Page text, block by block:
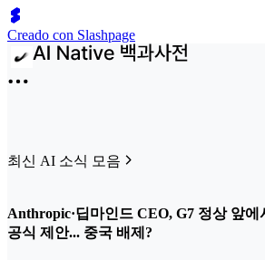
Creado con Slashpage
최신 AI 소식 모음
Anthropic·딥마인드 CEO, G7 정상 앞
공식 제안... 중국 배제?